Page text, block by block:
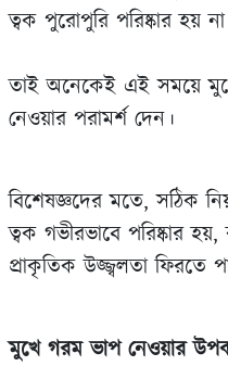
ত্বক পুরোপুরি পরিষ্কার হয়
তাই অনেকেই এই সময়ে
নেওয়ার পরামর্শ দেন।
বিশেষজ্ঞদের মতে, সঠিক
ত্বক গভীরভাবে পরিষ্কার
প্রাকৃতিক উজ্জ্বলতা ফিরতে
মুখে গরম ভাপ নেওয়ার